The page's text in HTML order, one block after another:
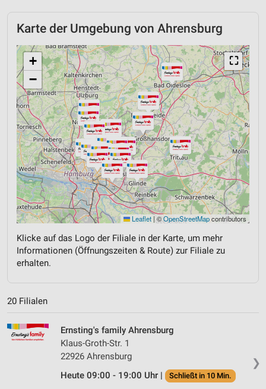
Karte der Umgebung von Ahrensburg
⛶
+
−
Leaflet |©OpenStreetMapcontributors
Klicke auf das Logo der Filiale in der Karte, um mehr
Informationen (Öffnungszeiten & Route) zur Filiale zu
erhalten.
20 Filialen
❯
Ernsting's family Ahrensburg
Klaus-Groth-Str. 1
22926 Ahrensburg
Heute 09:00 - 19:00 Uhr |
Schließt in 10 Min.